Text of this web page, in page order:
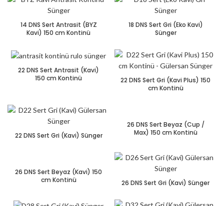
14 DNS Sert Antrasit (BYZ
Kavi) 150 cm Kontinü
18 DNS Sert Gri (Eko Kavi)
Sünger
22 DNS Sert Antrasit (Kavi)
150 cm Kontinü
22 DNS Sert Gri (Kavi Plus) 150
cm Kontinü
22 DNS Sert Gri (Kavi) Sünger
26 DNS Sert Beyaz (Cup /
Max) 150 cm Kontinü
26 DNS Sert Beyaz (Kavi) 150
cm Kontinü
26 DNS Sert Gri (Kavi) Sünger